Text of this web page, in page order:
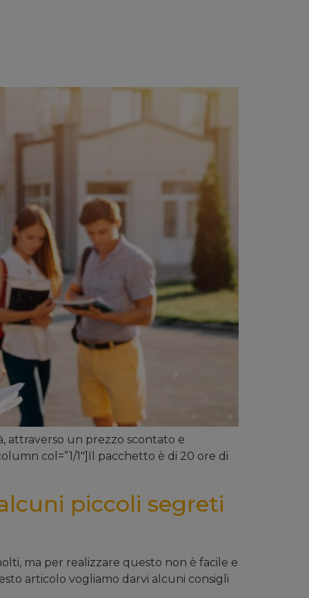
attraverso un prezzo scontato e
col=”1/1″]Il pacchetto è di 20 ore di
piccoli segreti
ma per realizzare questo non è facile e
articolo vogliamo darvi alcuni consigli